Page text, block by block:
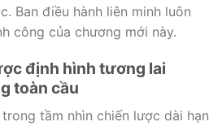
Ban điều hành liên minh luôn
công của chương mới này.
định hình tương lai
toàn cầu
tầm nhìn chiến lược dài hạn